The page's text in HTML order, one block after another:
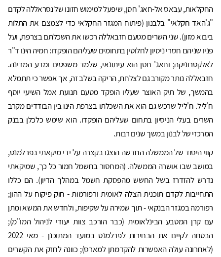
החקלאות, עבאס אל-חאג' חסן, שיפעל למימוש חזונו של נסראללה לקדם
"ג'האד חקלאי" בלבנון (פיתוח המגזר החקלאי כדי לצמצם את התלות
ביבוא מזון). שני השרים מטעם חזבאללה רכשו את השכלתם בצרפת, ועל
פניו שניהם חסרי ניסיון לחלוטין בתחומים שעליהם הופקדו: חמיה הינו ד"ר
לאלקטרוניקה; וחאג' חסן הוא עיתונאי, שלמד משפטים ומדע המדינה.
חזבאללה נותר מקורב גם לצלחת, הריקה בשלב זה, אך אפשר כי תתמלא
בהמשך, של תיק האוצר שעליו הופקד מטעם תנועת אמל השיעי יוסף
ח'ליל. ח'ליל שרכש גם הוא את השכלתו בצרפת הינו בין הבודדים מקרב
השרים בעלי הניסיון בתחום שעליהם הופקדו. הוא שימש כלכלן בבנק
המרכזי של לבנון במשך שנים רבות.
קווי היסוד של הממשלה החדשה הוצגו בקצרה על ידי מיקאתי בפרלמנט,
במושב שבו אושרה הממשלה. (המחסור בחשמל חמור כל כך, שמיקאתי
נדרש להזדרז בשל החשש מהפסקת חשמל במהלך הדיון). הם כללו
התחייבות לקדם תוכנית הצלה לאומית ורפורמות - חוק פיקוח על ההון;
רפורמה במגזר הבנקאי - תוך שמירה על שקיפות, ולחדש את המשא ומתן
עם קרן המטבע הבינלאומית (כבר הורכב צוות יעודי לניהול המו"מ);
הבטחה לקיים את הבחירות לפרלמנט במועד המתוכנן - מאי 2022
(לאחרונה עולה האפשרות להקדמתן למארס); כוונה לחזק את הקשרים